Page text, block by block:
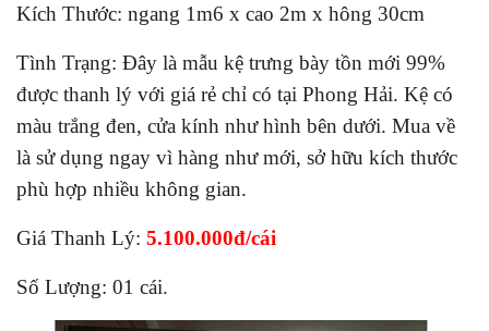
Kích Thước: ngang 1m6 x cao 2m x hông 30cm
Tình Trạng: Đây là mẫu kệ trưng bày tồn mới 99%
được thanh lý với giá rẻ chỉ có tại Phong Hải. Kệ có
màu trắng đen, cửa kính như hình bên dưới. Mua về
là sử dụng ngay vì hàng như mới, sở hữu kích thước
phù hợp nhiều không gian.
Giá Thanh Lý: 5.100.000đ/cái
Số Lượng: 01 cái.